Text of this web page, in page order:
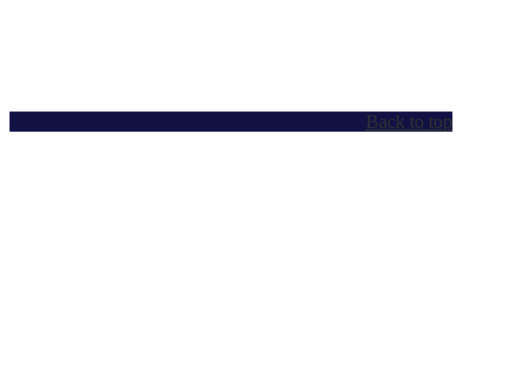
Back to top